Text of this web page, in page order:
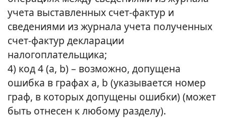
учета выставленных счет-фактур и
сведениями из журнала учета полученных
счет-фактур декларации
налогоплательщика;
4) код 4 (a, b) – возможно, допущена
ошибка в графах a, b (указывается номер
граф, в которых допущены ошибки) (может
быть отнесен к любому разделу).